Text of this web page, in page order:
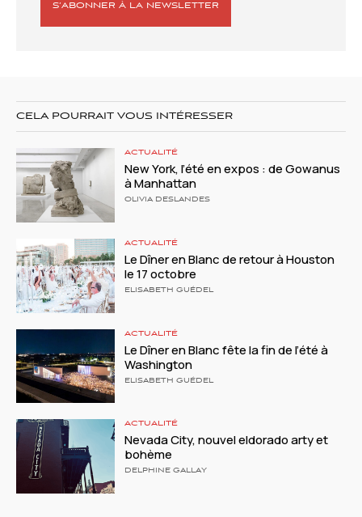
S’ABONNER À LA NEWSLETTER
CELA POURRAIT VOUS INTÉRESSER
ACTUALITÉ
New York, l’été en expos : de Gowanus
à Manhattan
OLIVIA DESLANDES
ACTUALITÉ
Le Dîner en Blanc de retour à Houston
le 17 octobre
ELISABETH GUÉDEL
ACTUALITÉ
Le Dîner en Blanc fête la fin de l’été à
Washington
ELISABETH GUÉDEL
ACTUALITÉ
Nevada City, nouvel eldorado arty et
bohème
DELPHINE GALLAY